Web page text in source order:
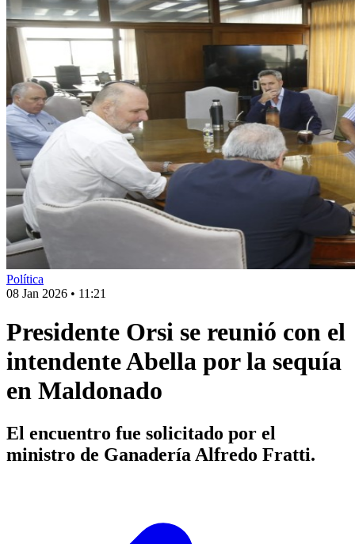
Política
08 Jan 2026 • 11:21
Presidente Orsi se reunió con el
intendente Abella por la sequía
en Maldonado
El encuentro fue solicitado por el
ministro de Ganadería Alfredo Fratti.